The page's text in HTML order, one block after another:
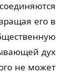
его в
дух
не может